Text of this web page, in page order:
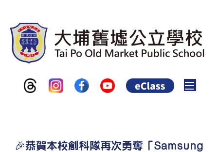
🎉恭賀本校創科隊再次勇奪「Samsung